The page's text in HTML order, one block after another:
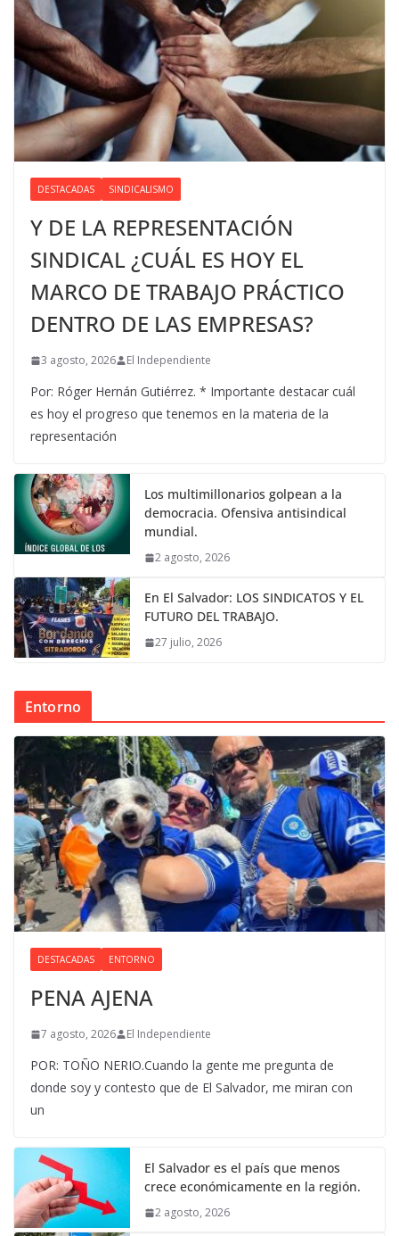
DESTACADAS SINDICALISMO
Y DE LA REPRESENTACIÓN
SINDICAL ¿CUÁL ES HOY EL
MARCO DE TRABAJO PRÁCTICO
DENTRO DE LAS EMPRESAS?
3 agosto, 2026 El Independiente
Por: Róger Hernán Gutiérrez. * Importante destacar cuál
es hoy el progreso que tenemos en la materia de la
representación
Los multimillonarios golpean a la
democracia. Ofensiva antisindical
mundial.
2 agosto, 2026
En El Salvador: LOS SINDICATOS Y EL
FUTURO DEL TRABAJO.
27 julio, 2026
Entorno
DESTACADAS ENTORNO
PENA AJENA
7 agosto, 2026 El Independiente
POR: TOÑO NERIO.Cuando la gente me pregunta de
donde soy y contesto que de El Salvador, me miran con
un
El Salvador es el país que menos
crece económicamente en la región.
2 agosto, 2026